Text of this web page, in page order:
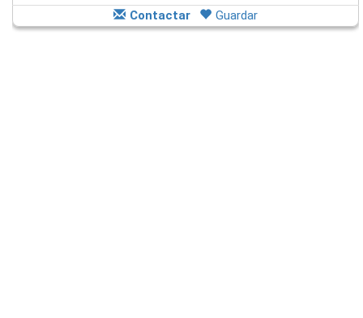
Contactar Guardar